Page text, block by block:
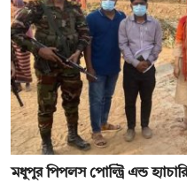
মধুপুর পিপলস পোল্ট্রি এন্ড